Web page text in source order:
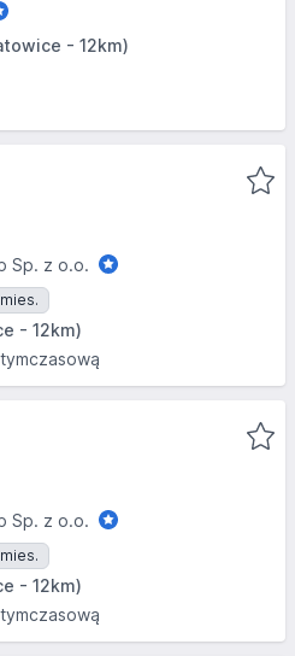
- 12km)
Sp. z o.o.
- 12km)
Sp. z o.o.
- 12km)